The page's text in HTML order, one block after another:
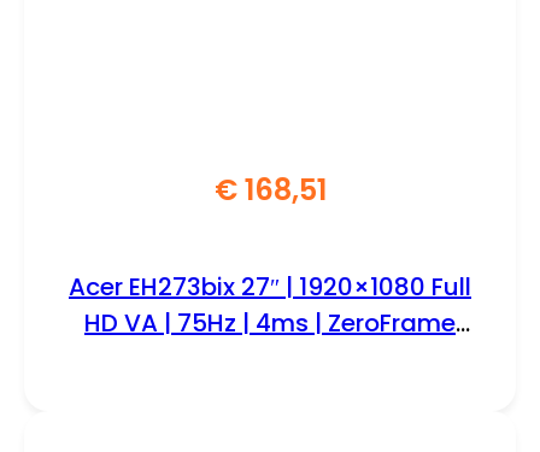
€168,51
Acer EH273bix 27″ | 1920×1080 Full
HD VA | 75Hz | 4ms | ZeroFrame